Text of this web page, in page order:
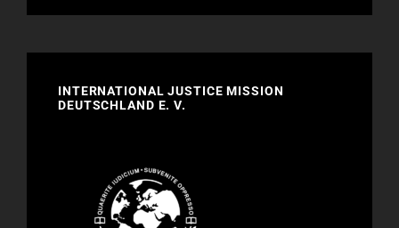
INTERNATIONAL JUSTICE MISSION
DEUTSCHLAND E. V.